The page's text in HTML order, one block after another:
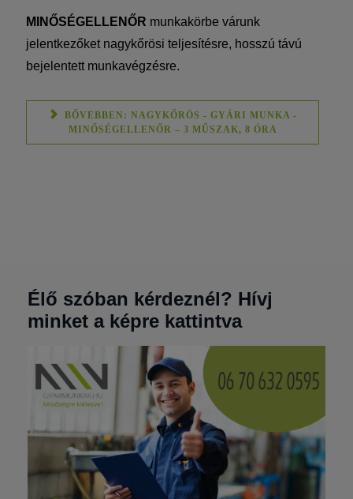
MINŐSÉGELLENŐR munkakörbe várunk
jelentkezőket nagykőrösi teljesítésre, hosszú távú
bejelentett munkavégzésre.
BŐVEBBEN: NAGYKŐRÖS - GYÁRI MUNKA -
MINŐSÉGELLENŐR – 3 MŰSZAK, 8 ÓRA
Élő szóban kérdeznél? Hívj
minket a képre kattintva